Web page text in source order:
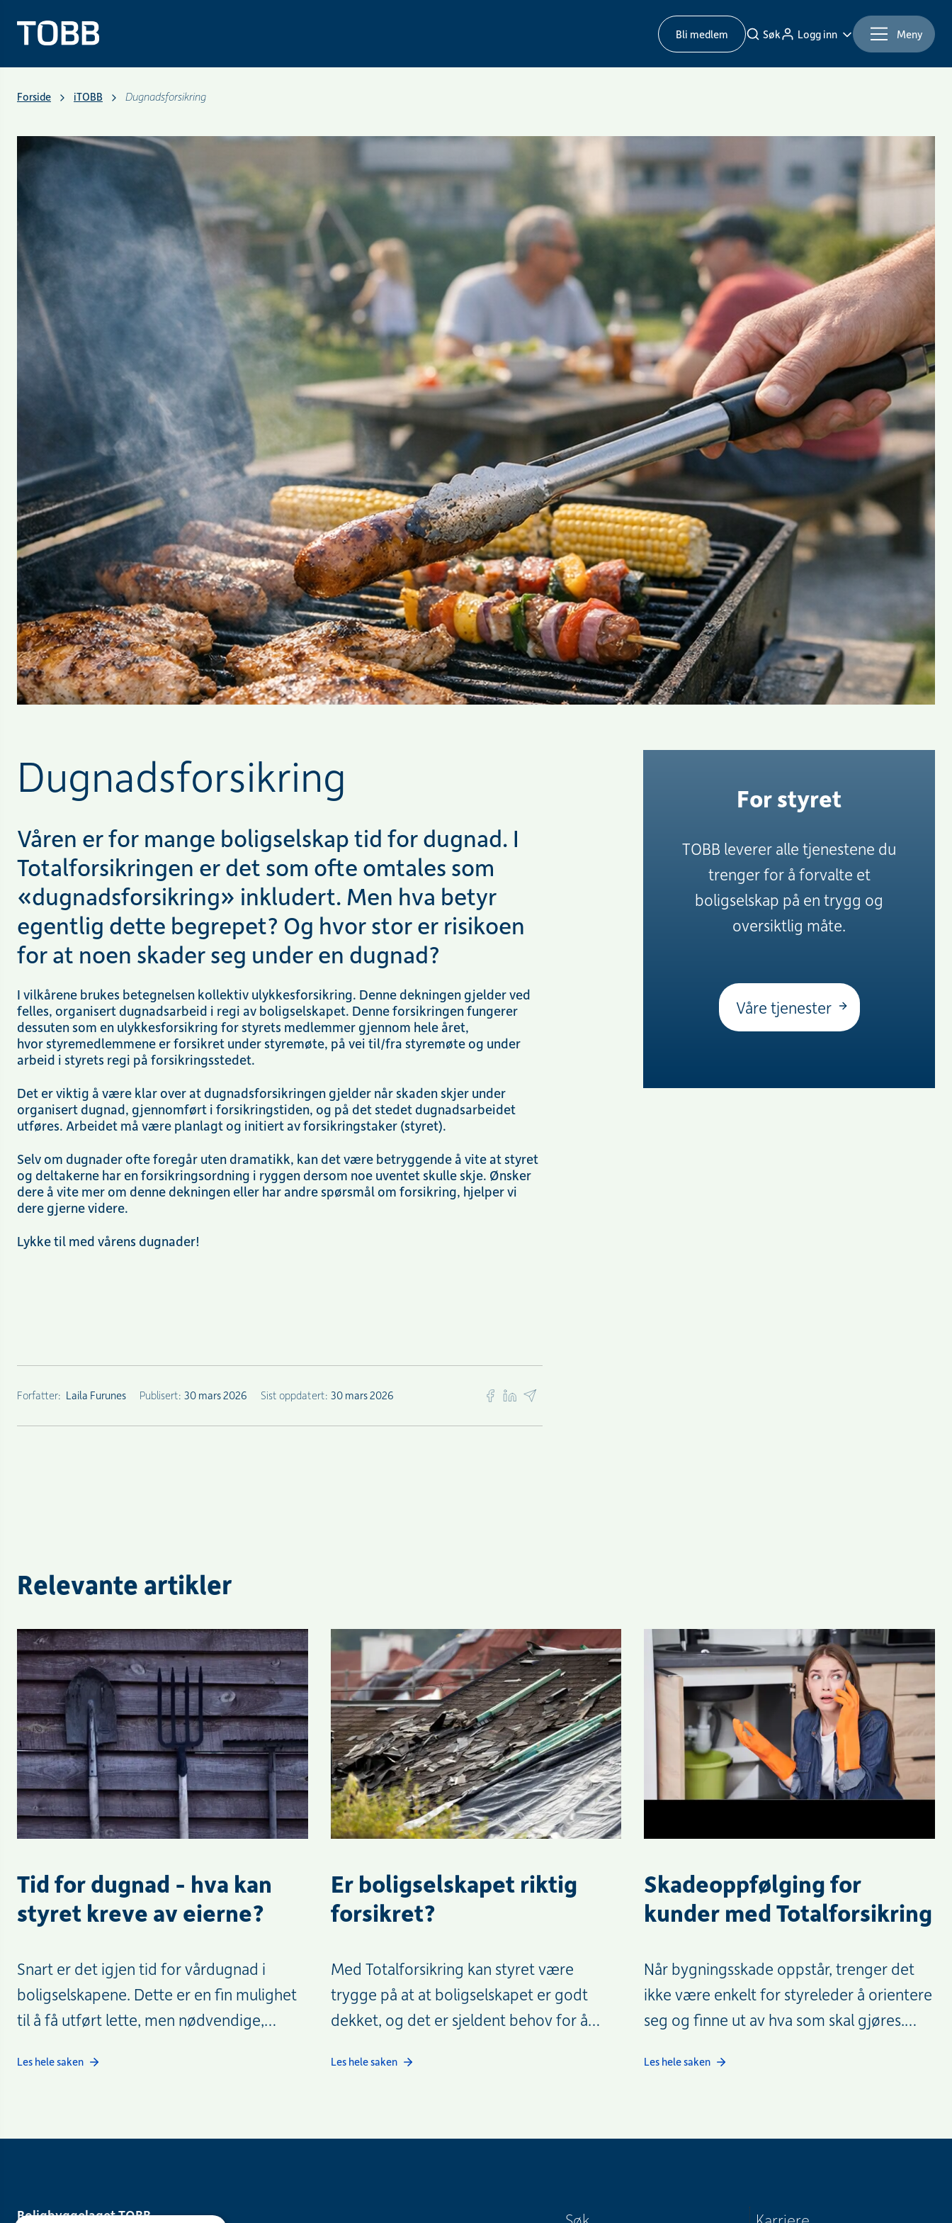
Bli medlem Søk Logg inn Meny
Forside iTOBB Dugnadsforsikring
Dugnadsforsikring
Våren er for mange boligselskap tid for dugnad. I
Totalforsikringen er det som ofte omtales som
«dugnadsforsikring» inkludert. Men hva betyr
egentlig dette begrepet? Og hvor stor er risikoen
for at noen skader seg under en dugnad?
I vilkårene brukes betegnelsen kollektiv ulykkesforsikring. Denne dekningen gjelder ved
felles, organisert dugnadsarbeid i regi av boligselskapet. Denne forsikringen fungerer
dessuten som en ulykkesforsikring for styrets medlemmer gjennom hele året,
hvorstyremedlemmene er forsikret under styremøte, på vei til/fra styremøte og under
arbeid i styrets regi på forsikringsstedet.
Det er viktig å være klar over at dugnadsforsikringen gjelder når skaden skjer under
organisert dugnad, gjennomført i forsikringstiden, og på det stedet dugnadsarbeidet
utføres. Arbeidet må være planlagt og initiert avforsikringstaker (styret).
Selv om dugnader ofte foregår uten dramatikk, kan det være betryggende å vite at styret
og deltakerne har en forsikringsordning i ryggen dersom noe uventet skulle skje. Ønsker
dere å vite mer om denne dekningen eller har andre spørsmål om forsikring, hjelper vi
dere gjerne videre.
Lykke til med vårens dugnader!
For styret
TOBB leverer alle tjenestene du
trenger for å forvalte et
boligselskap på en trygg og
oversiktlig måte.
Våre tjenester
Forfatter: Laila Furunes Publisert: 30 mars 2026 Sist oppdatert: 30 mars 2026
Relevante artikler
Tid for dugnad - hva kan
styret kreve av eierne?
Snart er det igjen tid for vårdugnad i
boligselskapene. Dette er en fin mulighet
til å få utført lette, men nødvendige,
og til å bli bedre kjent med naboene
Les hele saken
Er boligselskapet riktig
forsikret?
Med Totalforsikring kan styret være
trygge på at at boligselskapet er godt
dekket, og det er sjeldent behov for å
Les hele saken
Skadeoppfølging for
kunder med Totalforsikring
Når bygningsskade oppstår, trenger det
ikke være enkelt for styreleder å orientere
seg og finne ut av hva som skal gjøres.
trengs, hvilke tiltak bør settes i gang?
Les hele saken
Boligbyggelaget TOBB